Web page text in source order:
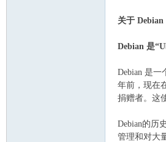
关于 Debian
Debian 是
Debian 是一
年前，现在
捐赠者。这
Debian的历
管理和对大